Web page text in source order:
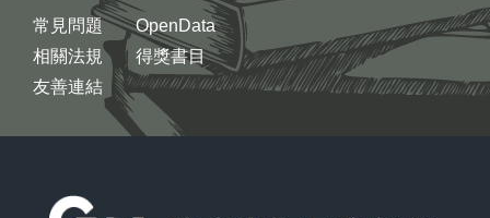
常見問題
相關法規
友善連結
OpenData
得獎書目